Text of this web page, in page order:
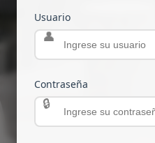
Usuario
Contraseña